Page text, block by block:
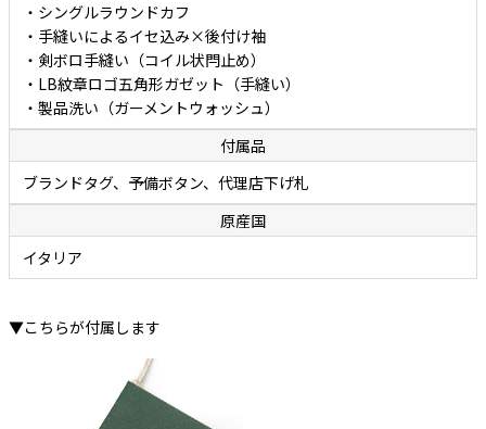
・シングルラウンドカフ
・手縫いによるイセ込み×後付け袖
・剣ボロ手縫い（コイル状閂止め）
・LB紋章ロゴ五角形ガゼット（手縫い）
・製品洗い（ガーメントウォッシュ）
付属品
ブランドタグ、予備ボタン、代理店下げ札
原産国
イタリア
▼こちらが付属します